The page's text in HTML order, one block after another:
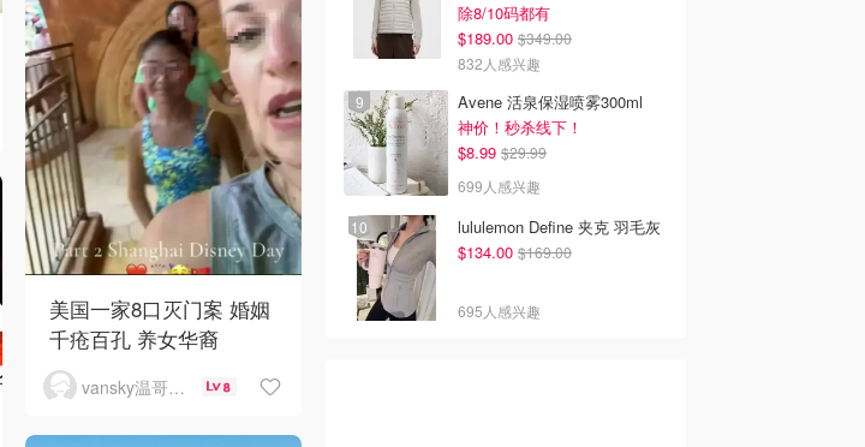
美国一家8口灭门案 婚姻
千疮百孔 养女华裔
vansky温哥华天空 8
除8/10码都有
$189.00 $349.00
832人感兴趣
Avene 活泉保湿喷雾300ml
神价！秒杀线下！
$8.99 $29.99
699人感兴趣
lululemon Define 夹克 羽毛灰
$134.00 $169.00
695人感兴趣